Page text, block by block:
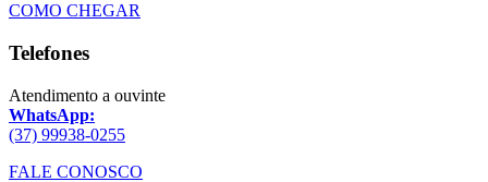
COMO CHEGAR
Telefones
Atendimento a ouvinte
WhatsApp:
(37) 99938-0255
FALE CONOSCO